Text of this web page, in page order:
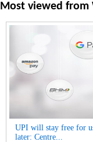
Most viewed from
UPI will stay free for
later: Centre...